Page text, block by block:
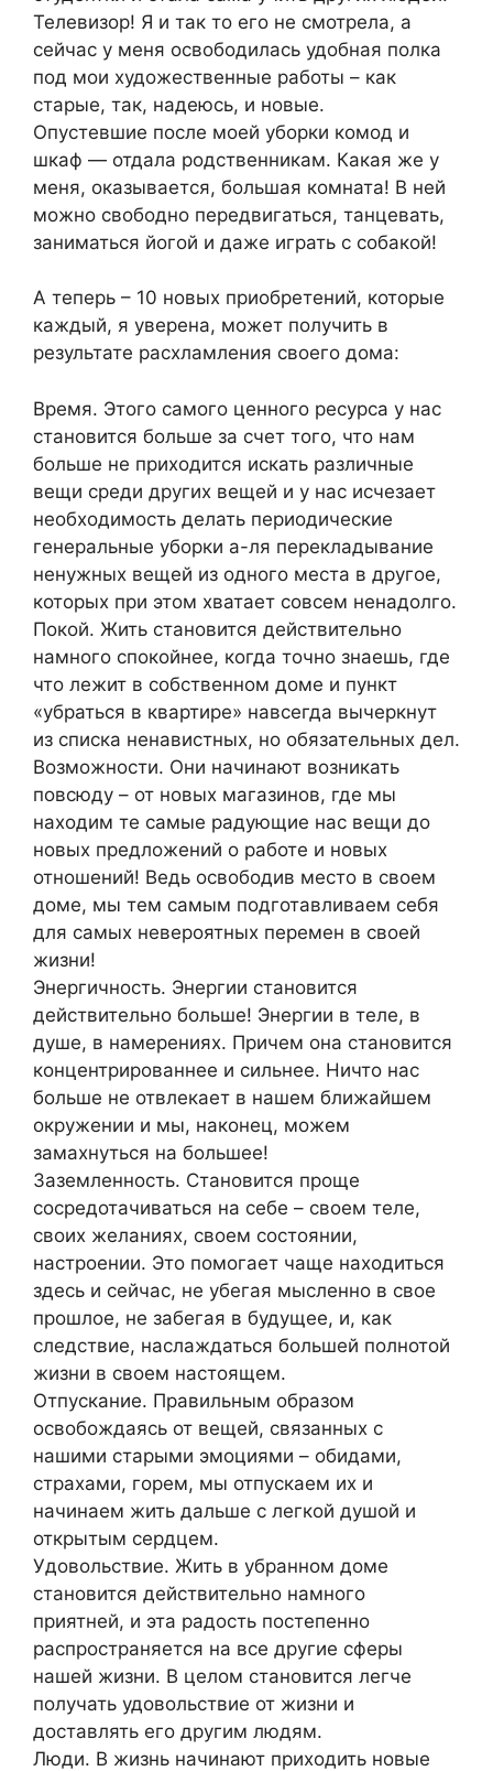
Телевизор! Я и так то его не смотрела, а
сейчас у меня освободилась удобная полка
под мои художественные работы – как
старые, так, надеюсь, и новые.
Опустевшие после моей уборки комод и
шкаф — отдала родственникам. Какая же у
меня, оказывается, большая комната! В ней
можно свободно передвигаться, танцевать,
заниматься йогой и даже играть с собакой!
А теперь – 10 новых приобретений, которые
каждый, я уверена, может получить в
результате расхламления своего дома:
Время. Этого самого ценного ресурса у нас
становится больше за счет того, что нам
больше не приходится искать различные
вещи среди других вещей и у нас исчезает
необходимость делать периодические
генеральные уборки а-ля перекладывание
ненужных вещей из одного места в другое,
которых при этом хватает совсем ненадолго.
Покой. Жить становится действительно
намного спокойнее, когда точно знаешь, где
что лежит в собственном доме и пункт
«убраться в квартире» навсегда вычеркнут
из списка ненавистных, но обязательных дел.
Возможности. Они начинают возникать
повсюду – от новых магазинов, где мы
находим те самые радующие нас вещи до
новых предложений о работе и новых
отношений! Ведь освободив место в своем
доме, мы тем самым подготавливаем себя
для самых невероятных перемен в своей
жизни!
Энергичность. Энергии становится
действительно больше! Энергии в теле, в
душе, в намерениях. Причем она становится
концентрированнее и сильнее. Ничто нас
больше не отвлекает в нашем ближайшем
окружении и мы, наконец, можем
замахнуться на большее!
Заземленность. Становится проще
сосредотачиваться на себе – своем теле,
своих желаниях, своем состоянии,
настроении. Это помогает чаще находиться
здесь и сейчас, не убегая мысленно в свое
прошлое, не забегая в будущее, и, как
следствие, наслаждаться большей полнотой
жизни в своем настоящем.
Отпускание. Правильным образом
освобождаясь от вещей, связанных с
нашими старыми эмоциями – обидами,
страхами, горем, мы отпускаем их и
начинаем жить дальше с легкой душой и
открытым сердцем.
Удовольствие. Жить в убранном доме
становится действительно намного
приятней, и эта радость постепенно
распространяется на все другие сферы
нашей жизни. В целом становится легче
получать удовольствие от жизни и
доставлять его другим людям.
Люди. В жизнь начинают приходить новые